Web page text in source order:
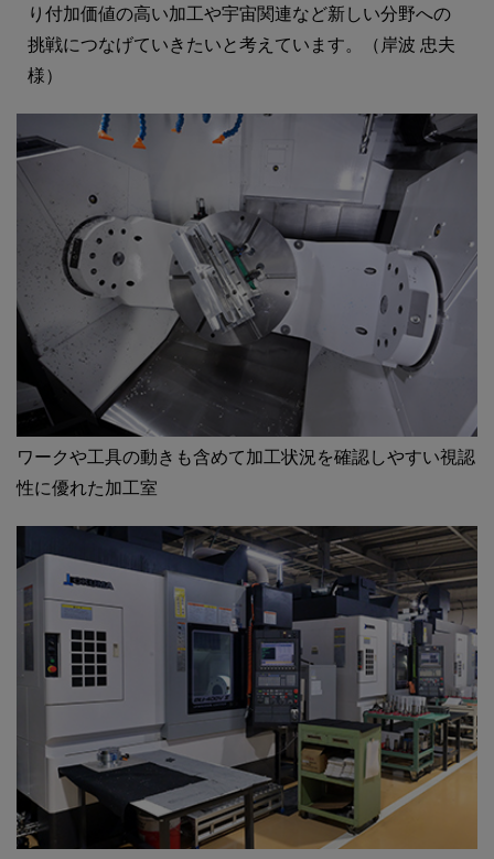
り付加価値の高い加工や宇宙関連など新しい分野への
挑戦につなげていきたいと考えています。（岸波 忠夫
様）
ワークや工具の動きも含めて加工状況を確認しやすい視認
性に優れた加工室